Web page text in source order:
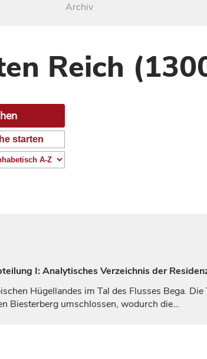
Archiv
Reich
starten
I: Analytisches Verzeichnis der
Hügellandes im Tal des Flusses Bega.
Biesterberg umschlossen, wodurch die…